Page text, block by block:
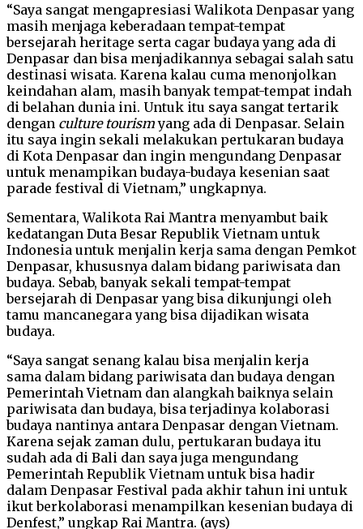
“Saya sangat mengapresiasi Walikota Denpasar yang
masih menjaga keberadaan tempat-tempat
bersejarah heritage serta cagar budaya yang ada di
Denpasar dan bisa menjadikannya sebagai salah satu
destinasi wisata. Karena kalau cuma menonjolkan
keindahan alam, masih banyak tempat-tempat indah
di belahan dunia ini. Untuk itu saya sangat tertarik
dengan culture tourismyang ada di Denpasar. Selain
itu saya ingin sekali melakukan pertukaran budaya
di Kota Denpasar dan ingin mengundang Denpasar
untuk menampikan budaya-budaya kesenian saat
parade festival di Vietnam,” ungkapnya.
Sementara, Walikota Rai Mantra menyambut baik
kedatangan Duta Besar Republik Vietnam untuk
Indonesia untuk menjalin kerja sama dengan Pemkot
Denpasar, khususnya dalam bidang pariwisata dan
budaya. Sebab, banyak sekali tempat-tempat
bersejarah di Denpasar yang bisa dikunjungi oleh
tamu mancanegara yang bisa dijadikan wisata
budaya.
“Saya sangat senang kalau bisa menjalin kerja
sama dalam bidang pariwisata dan budaya dengan
Pemerintah Vietnam dan alangkah baiknya selain
pariwisata dan budaya, bisa terjadinya kolaborasi
budaya nantinya antara Denpasar dengan Vietnam.
Karena sejak zaman dulu, pertukaran budaya itu
sudah ada di Bali dan saya juga mengundang
Pemerintah Republik Vietnam untuk bisa hadir
dalam Denpasar Festival pada akhir tahun ini untuk
ikut berkolaborasi menampilkan kesenian budaya di
Denfest,” ungkap Rai Mantra. (ays)